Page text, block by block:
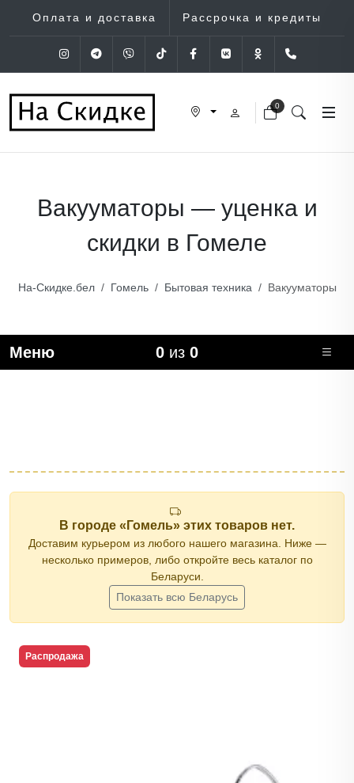
Оплата и доставка Рассрочка и кредиты
InstagramTelegram
Viber Tik-Tok Facebook
VK OK
0
Вакууматоры — уценка и
скидки в Гомеле
На-Скидке.бел Гомель Бытовая техника Вакууматоры
Меню 0 из 0
В городе «Гомель» этих товаров нет.
Доставим курьером из любого нашего магазина. Ниже —
несколько примеров, либо откройте весь каталог по
Беларуси.
Показать всю Беларусь
Распродажа